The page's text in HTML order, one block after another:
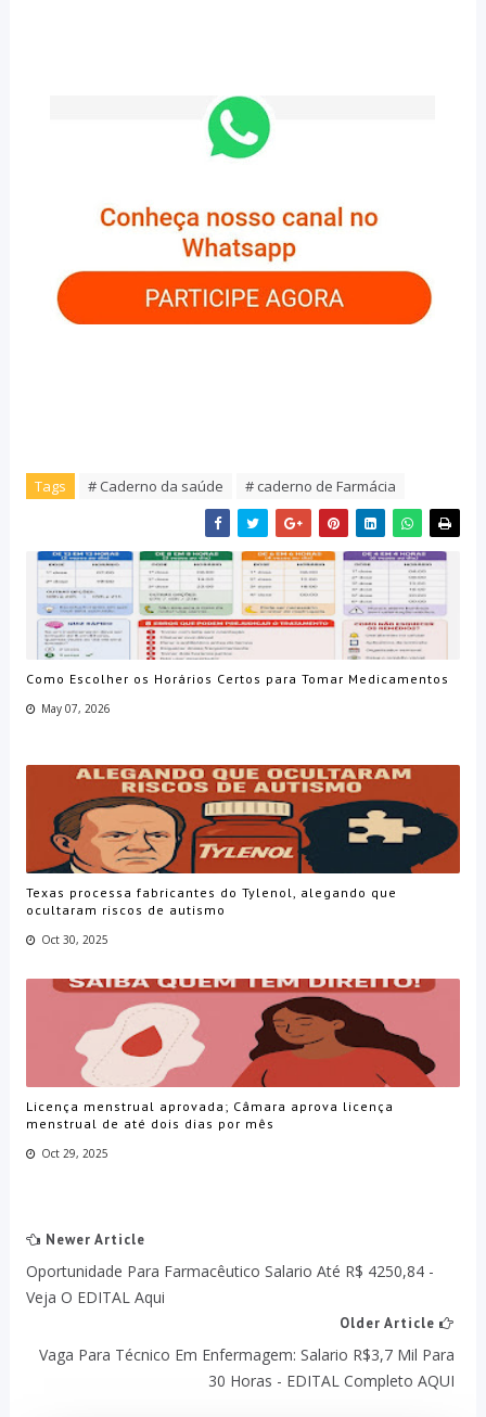
Tags # Caderno da saúde # caderno de Farmácia
Como Escolher os Horários Certos para Tomar Medicamentos
May 07, 2026
Texas processa fabricantes do Tylenol, alegando que
ocultaram riscos de autismo
Oct 30, 2025
Licença menstrual aprovada; Câmara aprova licença
menstrual de até dois dias por mês
Oct 29, 2025
Newer Article
Oportunidade Para Farmacêutico Salario Até R$ 4250,84 -
Veja O EDITAL Aqui
Older Article
Vaga Para Técnico Em Enfermagem: Salario R$3,7 Mil Para
30 Horas - EDITAL Completo AQUI